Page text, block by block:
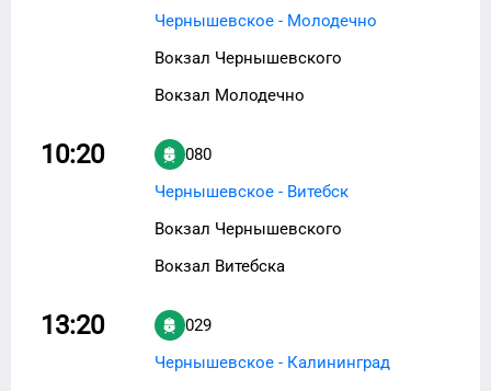
Чернышевское - Молодечно
Вокзал Чернышевского
Вокзал Молодечно
10:20
080
Чернышевское - Витебск
Вокзал Чернышевского
Вокзал Витебска
13:20
029
Чернышевское - Калининград